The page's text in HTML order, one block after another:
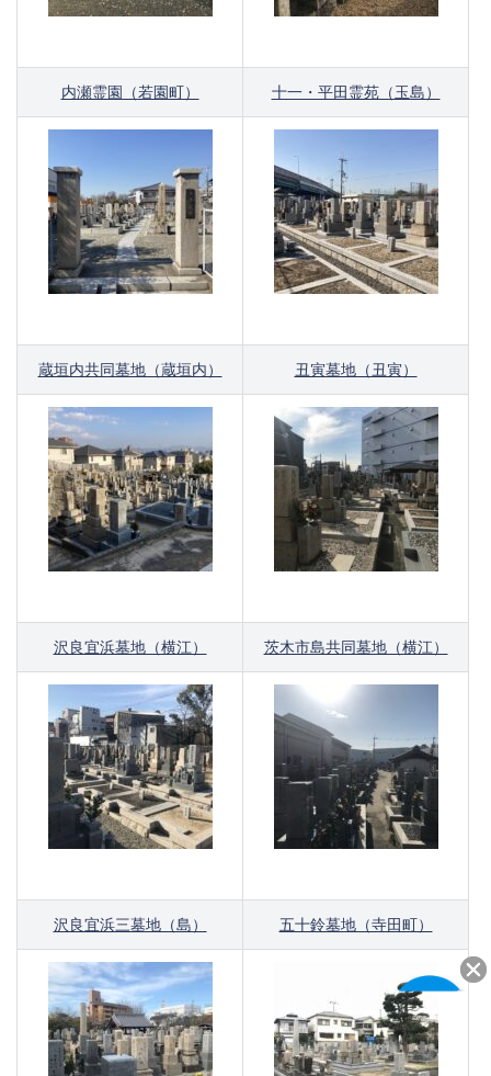
内瀬霊園（若園町） 十一・平田霊苑（玉島）
蔵垣内共同墓地（蔵垣内） 丑寅墓地（丑寅）
沢良宜浜墓地（横江） 茨木市島共同墓地（横江）
沢良宜浜三墓地（島） 五十鈴墓地（寺田町）